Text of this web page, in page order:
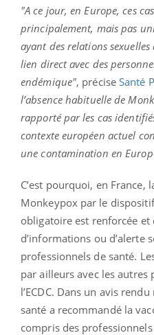
"A ce jour, en Europe, ces
principalement, mais pas
ayant des relations sexuelles
lien direct avec des
endémique", précise Santé
l’absence habituelle de
rapporté par les cas
contexte européen actuel
une contamination en
C’est pourquoi, en France,
Monkeypox par le
obligatoire est renforcée et
d’informations ou d’alerte
professionnels de santé.
par ailleurs avec les autres
l’ECDC. Dans un avis
santé a recommandé la
compris des